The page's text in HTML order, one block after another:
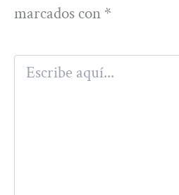
marcados con *
Escribe
aquí...